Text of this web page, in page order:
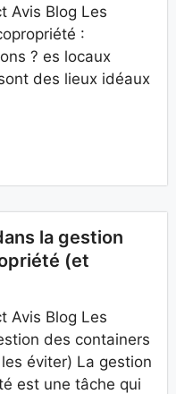
Avis Blog Les
:
? es locaux
des lieux idéaux
la gestion
(et
Avis Blog Les
des containers
éviter) La gestion
est une tâche qui